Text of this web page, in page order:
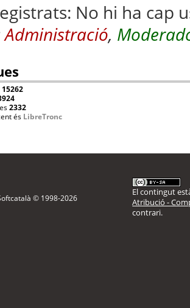
No hi ha cap
Administració,
15262
2332
és LibreTronc
© 1998-2026
El contingut
Atribució -
contrari.